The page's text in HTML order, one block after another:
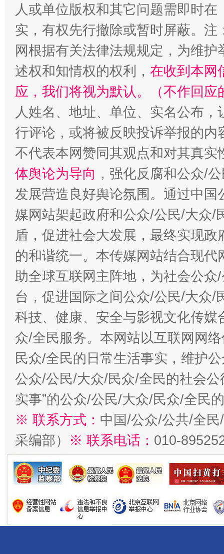
招工难、用工荒背后
人或单位版权和其它问题需即时在
实，有权先行撤除或暂时屏蔽。
网根据有关法律法规规定，为维
述权和知情权的权利， 在收到本网
应，我们将视为默认。（不作回应
人姓名、地址、单位、实名公布
行评论，或将被反映投诉举报的
不代表本网赞同其观点和对其真实
体舆论为导向 ，强化反腐和公众/
发展营造良好舆论氛围。通过中
媒网站架起政府和公众/公民/大众/
盾，促进社会大发展，最终实现
的和谐统一。本传媒网站结合现
助全球互联网主阵地，为社会公
台，促进国际之间公众/公民/大众/
科技、健康、安全与影视文化传
众/全民服务。本网站以互联网网
民众/全民的日常生活事实，维护
公众/公民/大众/民众/全民的社会公
实事”的公众/公民/大众/民众/全民
※ 联系方式： 中国/公众/公共/全
采编部） ※ 联系电话： 010-